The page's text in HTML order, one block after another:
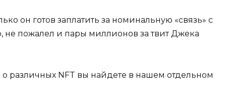
он готов заплатить за номинальную «связь» с
не пожалел и пары миллионов за твит Джека
NFT вы найдете в нашем отдельном